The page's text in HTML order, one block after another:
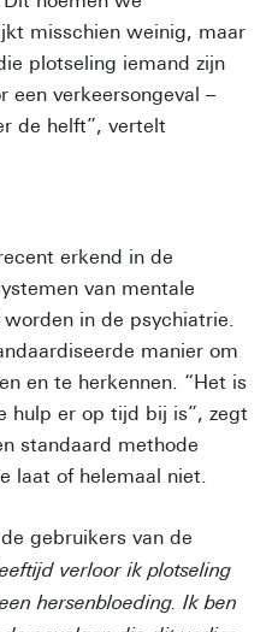
misschien weinig, maar
plotseling iemand zijn
een verkeersongeval –
de helft”, vertelt
erkend in de
van mentale
in de psychiatrie.
manier om
en te herkennen. “Het is
hulp er op tijd bij is”, zegt
standaard methode
laat of helemaal niet.
gebruikers van de
verloor ik plotseling
hersenbloeding. Ik ben